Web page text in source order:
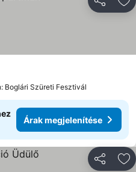
Boglári Szüreti Fesztivál
Árak megjelenítése